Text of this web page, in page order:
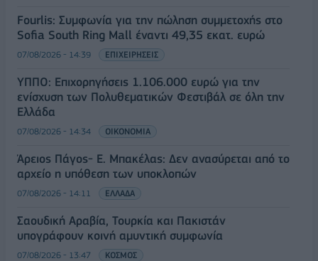
Fourlis: Συμφωνία για την πώληση συμμετοχής στο
Sofia South Ring Mall έναντι 49,35 εκατ. ευρώ
07/08/2026 - 14:39 ΕΠΙΧΕΙΡΗΣΕΙΣ
ΥΠΠΟ: Επιχορηγήσεις 1.106.000 ευρώ για την
ενίσχυση των Πολυθεματικών Φεστιβάλ σε όλη την
Ελλάδα
07/08/2026 - 14:34 ΟΙΚΟΝΟΜΙΑ
Άρειος Πάγος- Ε. Μπακέλας: Δεν ανασύρεται από το
αρχείο η υπόθεση των υποκλοπών
07/08/2026 - 14:11 ΕΛΛΑΔΑ
Σαουδική Αραβία, Τουρκία και Πακιστάν
υπογράφουν κοινή αμυντική συμφωνία
07/08/2026 - 13:47 ΚΟΣΜΟΣ